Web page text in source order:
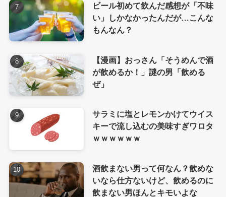
ビール初めて飲んだ感想が「不味
い」しかなかったんだが…こんな
もんなん？
【漫画】おっさん「そうめんで酒
が飲めるか！」謎の男「飲める
ぜ」
サラミに塩とレモンかけてウイス
キーで流し込むの美味すぎワロタ
ｗｗｗｗｗｗ
酒飲まない男って何なん？飲めな
いなら仕方ないけど、飲めるのに
飲まない男ほんとキモいよな